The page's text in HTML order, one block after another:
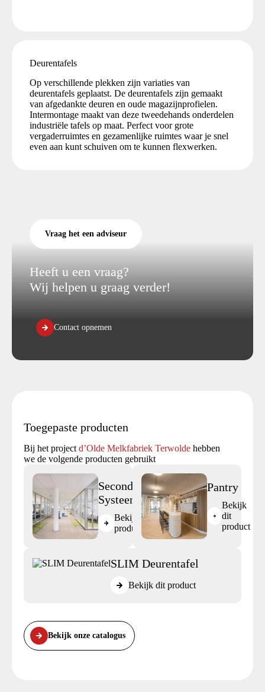
Deurentafels
Op verschillende plekken zijn variaties van
deurentafels geplaatst. De deurentafels zijn gemaakt
van afgedankte deuren en oude magazijnprofielen.
Intermontage maakt van deze tweedehands onderdelen
industriële tafels op maat. Perfect voor grote
vergaderruimtes en gezamenlijke ruimtes waar je snel
even aan kunt schuiven om te kunnen flexwerken.
Vraag het een adviseur
Heeft u een vraag?
Wij helpen u graag verder!
Contact opnemen
Toegepaste producten
Bij het projectd’Olde Melkfabriek Terwolde hebben
we de volgende producten gebruikt
Second Life
Systeemwand
Bekijk dit
product
Pantry
Bekijk
dit
product
SLIM Deurentafel
Bekijk dit product
Bekijk onze catalogus